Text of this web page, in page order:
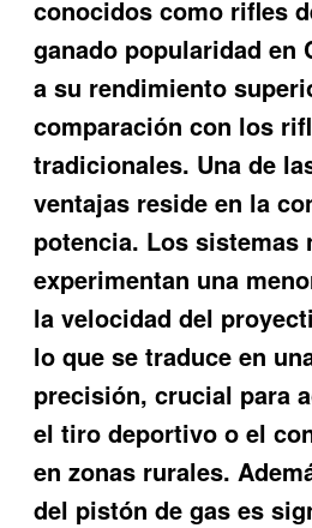
conocidos como rifles
ganado popularidad en
a su rendimiento
comparación con los
tradicionales. Una de
ventajas reside en la
potencia. Los sistemas
experimentan una
la velocidad del
lo que se traduce en
precisión, crucial para
el tiro deportivo o el
en zonas rurales.
del pistón de gas es